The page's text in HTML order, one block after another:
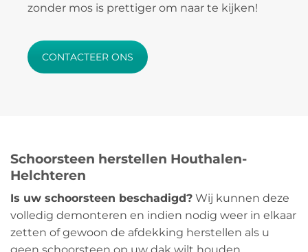
zonder mos is prettiger om naar te kijken!
CONTACTEER ONS
Schoorsteen herstellen Houthalen-
Helchteren
Is uw schoorsteen beschadigd? Wij kunnen deze
volledig demonteren en indien nodig weer in elkaar
zetten of gewoon de afdekking herstellen als u